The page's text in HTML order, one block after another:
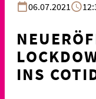
06.07.2021
INS